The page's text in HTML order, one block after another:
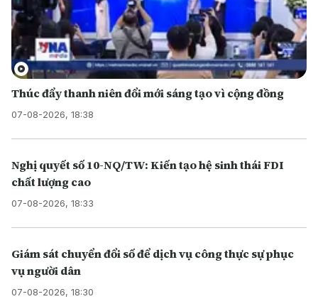
Thúc đẩy thanh niên đổi mới sáng tạo vì cộng đồng
07-08-2026, 18:38
Nghị quyết số 10-NQ/TW: Kiến tạo hệ sinh thái FDI
chất lượng cao
07-08-2026, 18:33
Giám sát chuyển đổi số để dịch vụ công thực sự phục
vụ người dân
07-08-2026, 18:30